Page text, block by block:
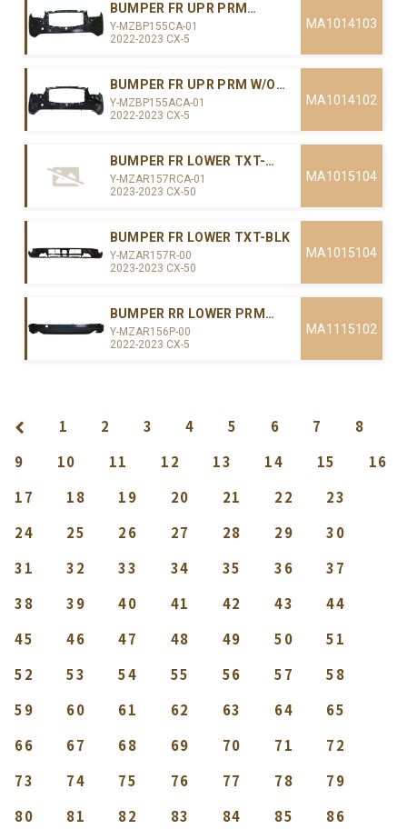
BUMPER FR UPR PRM
W/PARKING SENSORS(CAPA)
Y-MZBP155CA-01
2022-2023 CX-5
MA1014103
BUMPER FR UPR PRM W/O
PARKING SENSORS(CAPA)
Y-MZBP155ACA-01
2022-2023 CX-5
MA1014102
BUMPER FR LOWER TXT-
BLK(CAPA)
Y-MZAR157RCA-01
2023-2023 CX-50
MA1015104
BUMPER FR LOWER TXT-BLK
Y-MZAR157R-00
2023-2023 CX-50
MA1015104
BUMPER RR LOWER PRM
W/TOW HOLE
Y-MZAR156P-00
2022-2023 CX-5
MA1115102
1 2 3 4 5 6 7
8
9
10 11 12 13 14 15
16
17
18 19 20 21 22
23
24
25 26 27 28 29
30
31
32 33 34 35 36
37
38
39 40 41 42 43
44
45
46 47 48 49 50
51
52
53 54 55 56 57
58
59
60 61 62 63 64
65
66
67 68 69 70 71
72
73
74 75 76 77 78
79
80
81 82 83 84 85
86